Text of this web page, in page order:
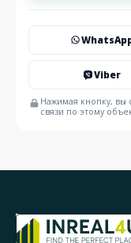
Viber
Нажимая кнопку, вы
связи по этому